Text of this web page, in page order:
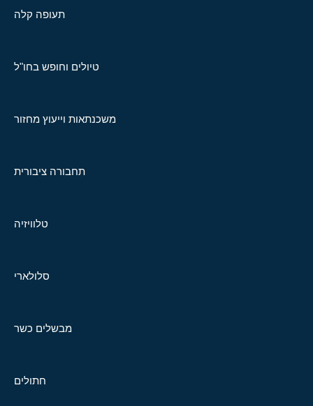
תעופה קלה
טיולים וחופש בחו"ל
משכנתאות וייעוץ מחזור
תחבורה ציבורית
טלוויזיה
סלולארי
מבשלים כשר
חתולים